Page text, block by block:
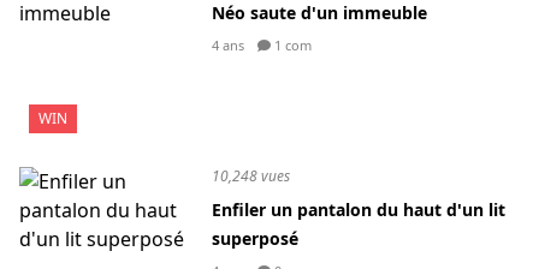
WIN
Néo saute d'un immeuble
4 ans 1 com
10,248 vues
Enfiler un pantalon du haut d'un lit
superposé